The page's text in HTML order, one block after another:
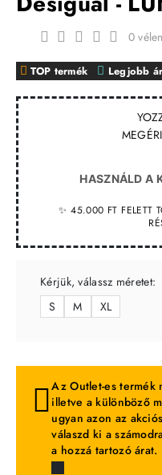
HASZNÁLD A
✨ 45.000 FT FELETT
TOP termék Legjobb ár
0
Kérjük, válassz méretet:
S
M XL
Az Outlet-es termék
illetve a különböző
ugyan azon az
válaszd ki a
a hozzá tartozó árat.